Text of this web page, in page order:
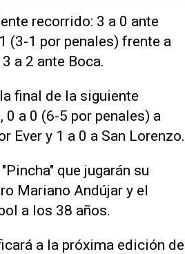
recorrido: 3 a 0 ante
(3-1 por penales) frente a
a 2 ante Boca.
final de la siguiente
0 a 0 (6-5 por penales) a
Ever y 1 a 0 a San Lorenzo.
que jugarán su
Mariano Andújar y el
a los 38 años.
a la próxima edición de